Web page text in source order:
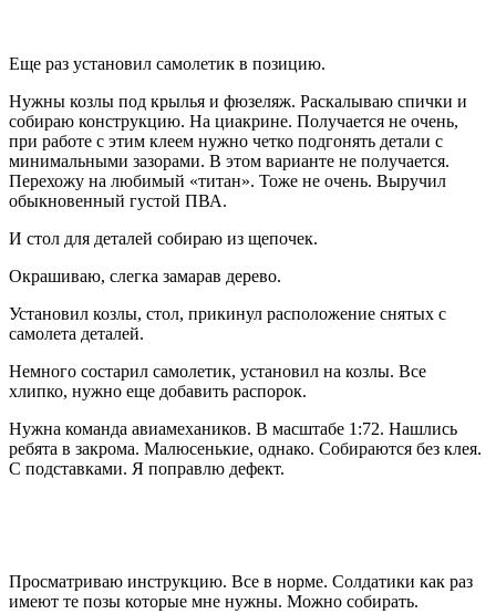
Еще раз установил самолетик в позицию.
Нужны козлы под крылья и фюзеляж. Раскалываю спички и
собираю конструкцию. На циакрине. Получается не очень,
при работе с этим клеем нужно четко подгонять детали с
минимальными зазорами. В этом варианте не получается.
Перехожу на любимый «титан». Тоже не очень. Выручил
обыкновенный густой ПВА.
И стол для деталей собираю из щепочек.
Окрашиваю, слегка замарав дерево.
Установил козлы, стол, прикинул расположение снятых с
самолета деталей.
Немного состарил самолетик, установил на козлы. Все
хлипко, нужно еще добавить распорок.
Нужна команда авиамехаников. В масштабе 1:72. Нашлись
ребята в закрома. Малюсенькие, однако. Собираются без клея.
С подставками. Я поправлю дефект.
Просматриваю инструкцию. Все в норме. Солдатики как раз
имеют те позы которые мне нужны. Можно собирать.